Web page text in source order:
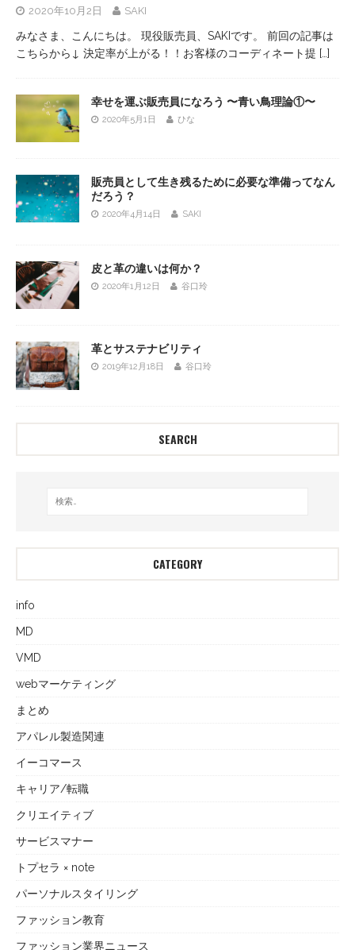
2020年10月2日 SAKI
みなさま、こんにちは。 現役販売員、SAKIです。 前回の記事は
こちらから↓ 決定率が上がる！！お客様のコーディネート提 […]
幸せを運ぶ販売員になろう 〜青い鳥理論①〜
2020年5月1日 ひな
販売員として生き残るために必要な準備ってなん
だろう？
2020年4月14日 SAKI
皮と革の違いは何か？
2020年1月12日 谷口玲
革とサステナビリティ
2019年12月18日 谷口玲
SEARCH
CATEGORY
info
MD
VMD
webマーケティング
まとめ
アパレル製造関連
イーコマース
キャリア/転職
クリエイティブ
サービスマナー
トプセラ × note
パーソナルスタイリング
ファッション教育
ファッション業界ニュース